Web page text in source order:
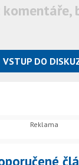
VSTUP DO